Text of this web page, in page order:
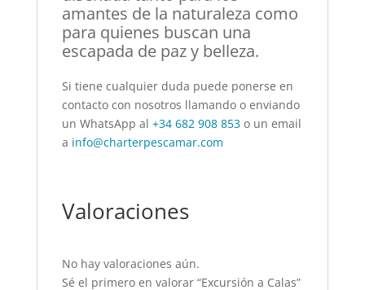
amantes de la naturaleza como
para quienes buscan una
escapada de paz y belleza.
Si tiene cualquier duda puede ponerse en
contacto con nosotros llamando o enviando
un WhatsApp al +34 682 908 853o un email
a info@charterpescamar.com
Valoraciones
No hay valoraciones aún.
Sé el primero en valorar “Excursión a Calas”